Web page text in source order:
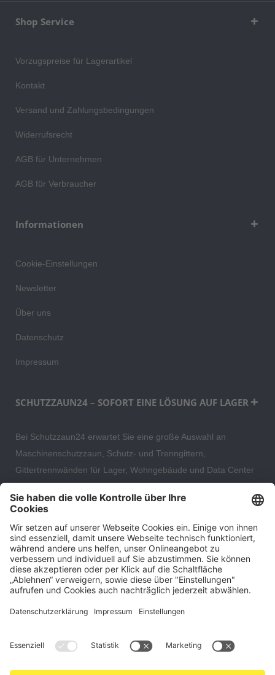
Shop Service
Vorzugspreise für Lagerartikel
Kontakt
Versand und Zahlungsbedingungen
Widerrufsrecht
AGB für Unternehmen
AGB für Verbraucher
Informationen
Cookie-Einstellungen
Newsletter
Über uns
Datenschutz
Impressum
SCHUTZZAUN24 – SOFORT EINE LÖSUNG AUF LAGER
Bei Schutzzaun24 erwartet Sie eine große Auswahl an
Maschinenschutzzaun, Schutz- und Trenngittern,
Gittertrennwänden für Lager, Wohngebäude und Data Center
– direkt ab Versandlager. Ergänzt wird das Sortiment durch
hochwertige Gartenzäune und Zaunsysteme für die sichere
öffentlichen Grundstücken. Darüber hinaus finden Sie bei uns
Produkte der Betriebsausstattung, wie Absperrtechnik,
Transportgeräte, Verkehrssicherung sowie Bau- und
Eventsicherung.
Cookie-Einstellungen Über uns
freibleibend. Solange der Vorrat reicht.